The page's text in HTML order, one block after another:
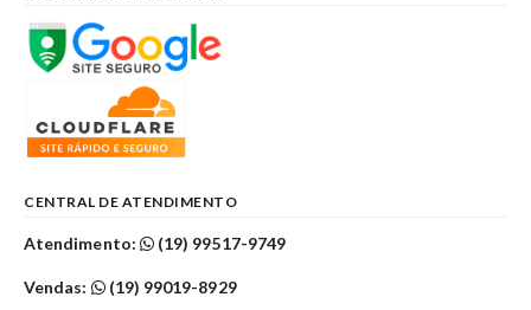
CENTRAL DE ATENDIMENTO
Atendimento: (19) 99517-9749
Vendas: (19) 99019-8929